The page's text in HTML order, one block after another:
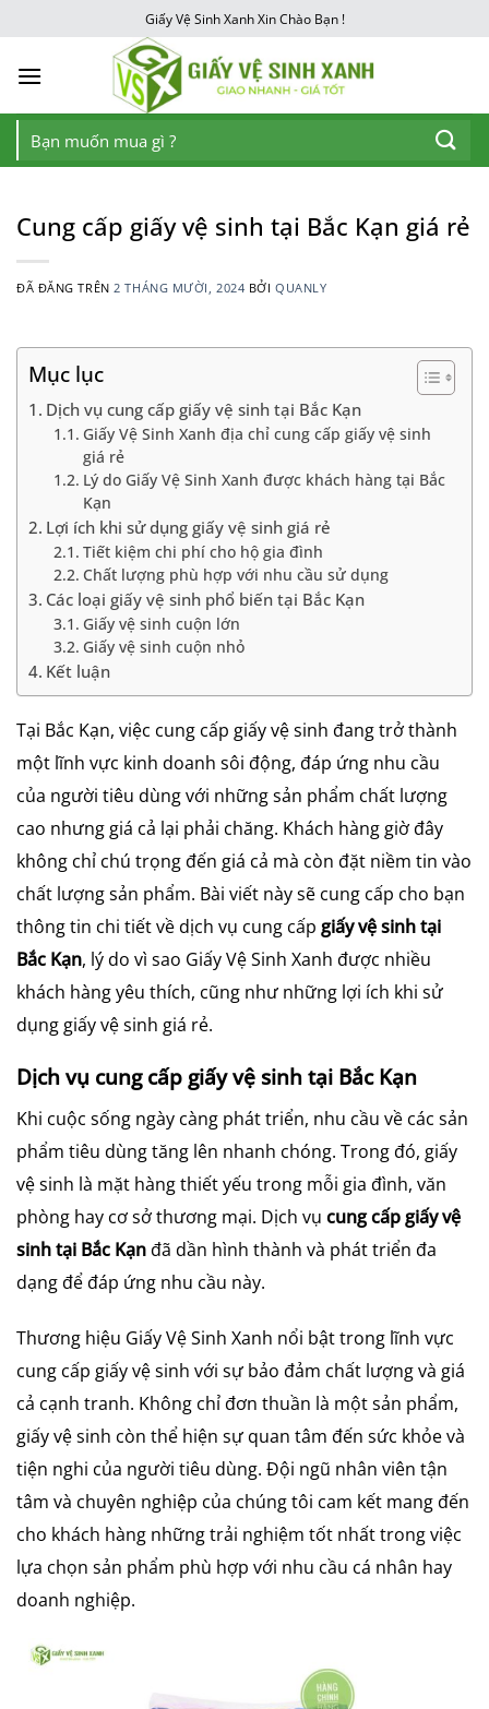
đến
nội
Giấy Vệ Sinh Xanh Xin Chào Bạn !
Tìm
kiếm:
Cung cấp giấy vệ sinh tại Bắc Kạn giá rẻ
ĐÃ ĐĂNG TRÊN2 THÁNG MƯỜI, 2024 BỞIQUANLY
Mục lục
Dịch vụ cung cấp giấy vệ sinh tại Bắc Kạn
Giấy Vệ Sinh Xanh địa chỉ cung cấp giấy vệ sinh
giá rẻ
Lý do Giấy Vệ Sinh Xanh được khách hàng tại Bắc
Kạn
Lợi ích khi sử dụng giấy vệ sinh giá rẻ
Tiết kiệm chi phí cho hộ gia đình
Chất lượng phù hợp với nhu cầu sử dụng
Các loại giấy vệ sinh phổ biến tại Bắc Kạn
Giấy vệ sinh cuộn lớn
Giấy vệ sinh cuộn nhỏ
Kết luận
Tại Bắc Kạn, việc cung cấp giấy vệ sinh đang trở thành
một lĩnh vực kinh doanh sôi động, đáp ứng nhu cầu
của người tiêu dùng với những sản phẩm chất lượng
cao nhưng giá cả lại phải chăng. Khách hàng giờ đây
không chỉ chú trọng đến giá cả mà còn đặt niềm tin vào
chất lượng sản phẩm. Bài viết này sẽ cung cấp cho bạn
thông tin chi tiết về dịch vụ cung cấp giấy vệ sinh tại
Bắc Kạn, lý do vì sao Giấy Vệ Sinh Xanh được nhiều
khách hàng yêu thích, cũng như những lợi ích khi sử
dụng giấy vệ sinh giá rẻ.
Dịch vụ cung cấp giấy vệ sinh tại Bắc Kạn
Khi cuộc sống ngày càng phát triển, nhu cầu về các sản
phẩm tiêu dùng tăng lên nhanh chóng. Trong đó, giấy
vệ sinh là mặt hàng thiết yếu trong mỗi gia đình, văn
phòng hay cơ sở thương mại. Dịch vụ cung cấp giấy vệ
sinh tại Bắc Kạnđã dần hình thành và phát triển đa
dạng để đáp ứng nhu cầu này.
Thương hiệu Giấy Vệ Sinh Xanh nổi bật trong lĩnh vực
cung cấp giấy vệ sinh với sự bảo đảm chất lượng và giá
cả cạnh tranh. Không chỉ đơn thuần là một sản phẩm,
giấy vệ sinh còn thể hiện sự quan tâm đến sức khỏe và
tiện nghi của người tiêu dùng. Đội ngũ nhân viên tận
tâm và chuyên nghiệp của chúng tôi cam kết mang đến
cho khách hàng những trải nghiệm tốt nhất trong việc
lựa chọn sản phẩm phù hợp với nhu cầu cá nhân hay
doanh nghiệp.